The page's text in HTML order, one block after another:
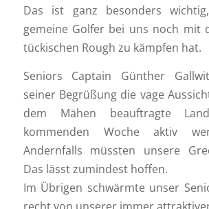
Das ist ganz besonders
gemeine Golfer bei uns noch mit
tückischen Rough zu kämpfen hat.
Seniors Captain Günther
seiner Begrüßung die vage
dem Mähen beauftragte
kommenden Woche aktiv
Andernfalls müssten unsere
Das lässt zumindest hoffen.
Im Übrigen schwärmte unser